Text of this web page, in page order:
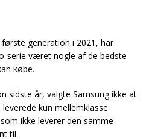
generation i 2021, har
serie været nogle af de bedste
købe.
sidste år, valgte Samsung ikke at
kun mellemklasse
ikke leverer den samme
til.